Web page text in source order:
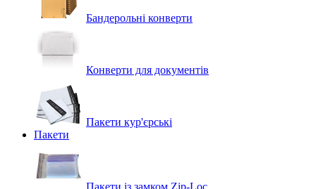
Бандерольні конверти
Конверти для документів
Пакети кур'єрські
Пакети
Пакети із замком Zip-Loc